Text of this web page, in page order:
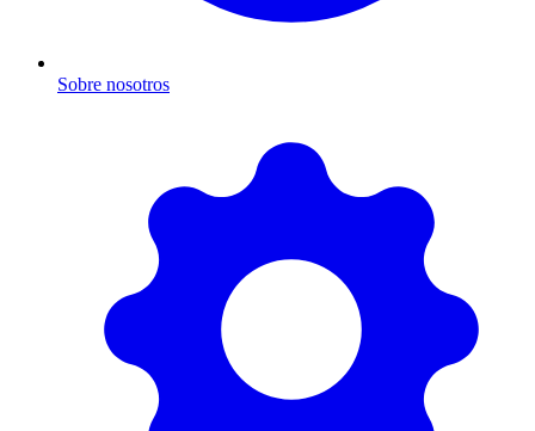
Sobre nosotros